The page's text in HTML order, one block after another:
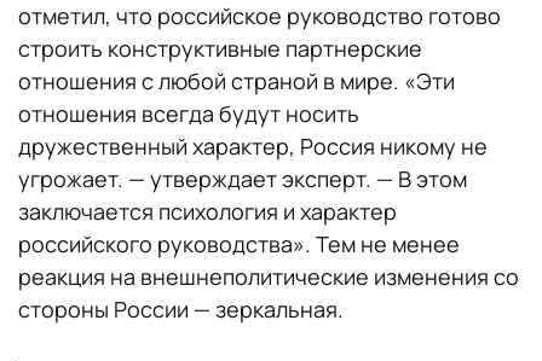
отметил, что российское руководство готово
строить конструктивные партнерские
отношения с любой страной в мире. «Эти
отношения всегда будут носить
дружественный характер, Россия никому не
угрожает. — утверждает эксперт. — В этом
заключается психология и характер
российского руководства». Тем не менее
реакция на внешнеполитические изменения со
стороны России — зеркальная.